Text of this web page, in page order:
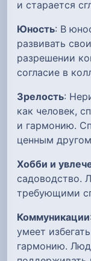
и старается
Юность: В
развивать
разрешении
согласие в
Зрелость:
как человек,
и гармонию.
ценным
Хобби и
садоводство.
требующими
Коммуникации
умеет
гармонию.